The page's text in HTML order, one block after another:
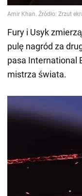
Fury i Usyk
pulę nagród za
pasa International
mistrza świata.